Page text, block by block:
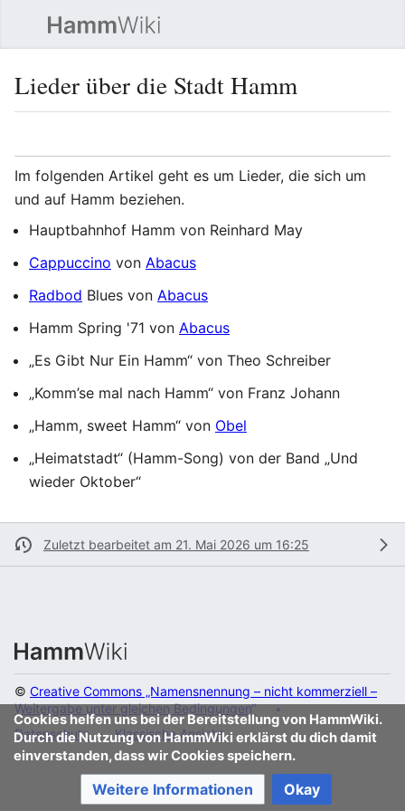
Lieder über die Stadt Hamm
Im folgenden Artikel geht es um Lieder, die sich um
und auf Hamm beziehen.
Hauptbahnhof Hamm von Reinhard May
Cappuccino von Abacus
Radbod Blues von Abacus
Hamm Spring '71 von Abacus
„Es Gibt Nur Ein Hamm“ von Theo Schreiber
„Komm’se mal nach Hamm“ von Franz Johann
„Hamm, sweet Hamm“ von Obel
„Heimatstadt“ (Hamm-Song) von der Band „Und
wieder Oktober“
Zuletzt bearbeitet am 21. Mai 2026 um 16:25
Cookies helfen uns bei der Bereitstellung von HammWiki.
Durch die Nutzung von HammWiki erklärst du dich damit
einverstanden, dass wir Cookies speichern.
Weitere Informationen Okay
© Creative Commons „Namensnennung – nicht kommerziell –
Weitergabe unter gleichen Bedingungen“
Datenschutz
Klassische Ansicht